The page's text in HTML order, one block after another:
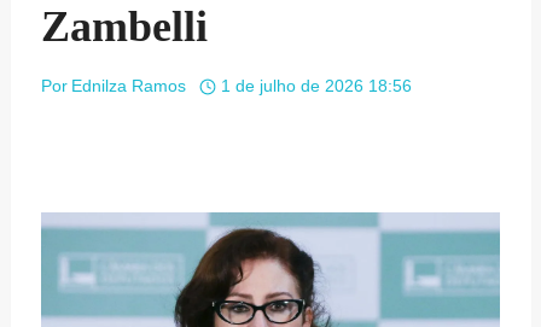
Zambelli
Por Ednilza Ramos 1 de julho de 2026 18:56